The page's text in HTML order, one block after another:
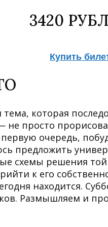
3420
Купить
тема, которая
не просто
первую очередь,
предложить
схемы решения
к его
находится.
Размышляем и